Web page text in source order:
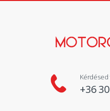
Kérdésed
+36